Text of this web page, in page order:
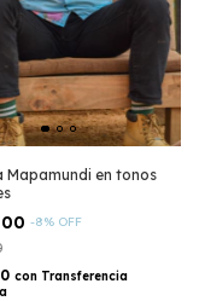
Mapamundi en tonos
-8% OFF
con Transferencia